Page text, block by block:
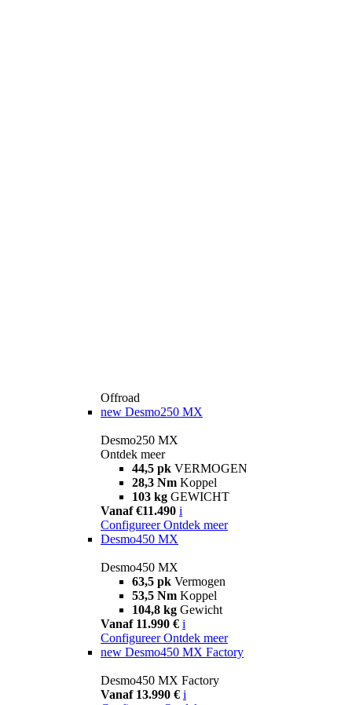
Offroad
new Desmo250 MX
Desmo250 MX
Ontdek meer
44,5 pk VERMOGEN
28,3 Nm Koppel
103 kg GEWICHT
Vanaf €11.490 i
Configureer Ontdek meer
Desmo450 MX
Desmo450 MX
63,5 pk Vermogen
53,5 Nm Koppel
104,8 kg Gewicht
Vanaf 11.990 € i
Configureer Ontdek meer
new Desmo450 MX Factory
Desmo450 MX Factory
Vanaf 13.990 € i